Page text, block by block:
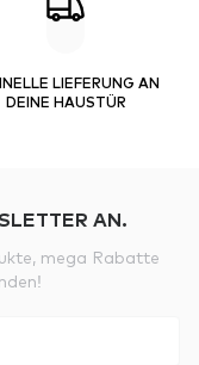
LIEFERUNG AN
DEINE HAUSTÜR
AN.
mega Rabatte